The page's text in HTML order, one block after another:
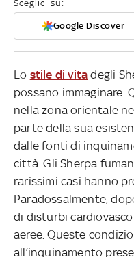
Sceglici su:
Google Discover
Lo stile di vita degli
possano immaginare.
nella zona orientale
parte della sua
dalle fonti di
città. Gli Sherpa
rarissimi casi hanno
Paradossalmente,
di disturbi
aeree. Queste
all’inquinamento